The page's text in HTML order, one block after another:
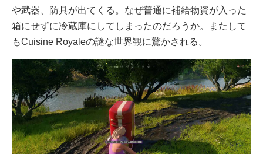
や武器、防具が出てくる。なぜ普通に補給物資が入った
箱にせずに冷蔵庫にしてしまったのだろうか。またして
もCuisine Royaleの謎な世界観に驚かされる。